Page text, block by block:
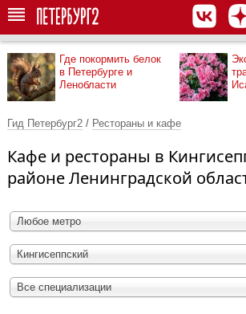
Где покормить белок
в Петербурге и
Ленобласти
Гид Петербург2 / Рестораны и кафе
Кафе и рестораны в
районе Ленинградской
Любое метро
Кингисеппский
Все специализации